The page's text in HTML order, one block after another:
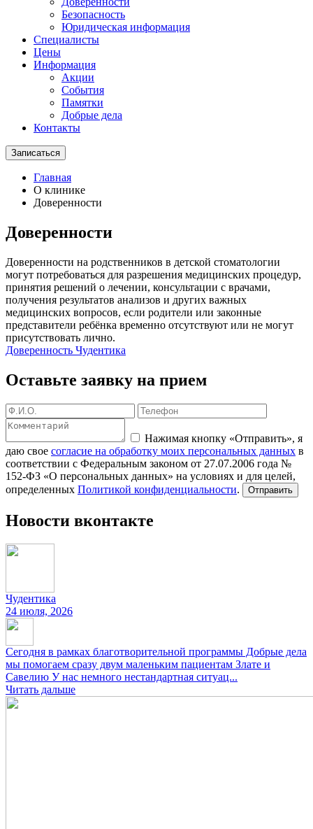
Безопасность
Юридическая информация
Специалисты
Цены
Информация
Акции
События
Памятки
Добрые дела
Контакты
Записаться
Главная
О клинике
Доверенности
Доверенности
Доверенности на родственников в детской стоматологии
могут потребоваться для разрешения медицинских процедур,
принятия решений о лечении, консультации с врачами,
получения результатов анализов и других важных
медицинских вопросов, если родители или законные
представители ребёнка временно отсутствуют или не могут
присутствовать лично.
Доверенность Чудентика
Оставьте заявку на прием
Нажимая кнопку «Отправить», я
даю свое согласие на обработку моих персональных данных в
соответствии с Федеральным законом от 27.07.2006 года №
152-ФЗ «О персональных данных» на условиях и для целей,
определенных Политикой конфиденциальности.
Новости вконтакте
Чудентика
24 июля, 2026
Сегодня в рамках благотворительной программы Добрые дела
мы помогаем сразу двум маленьким пациентам Злате и
Савелию У нас немного нестандартная ситуац...
Читать дальше